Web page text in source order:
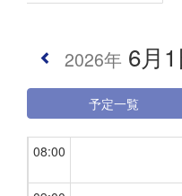
2026年 6月1
予定一覧
06:00
08:00